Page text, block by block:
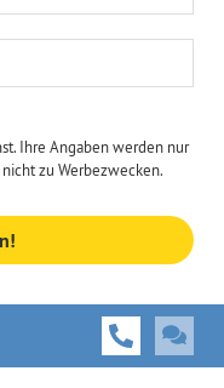
Ihre Angaben werden nur
zu Werbezwecken.